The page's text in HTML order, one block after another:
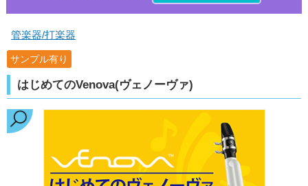
管楽器/打楽器
サンプル有り
はじめてのVenova(ヴェノーヴァ)